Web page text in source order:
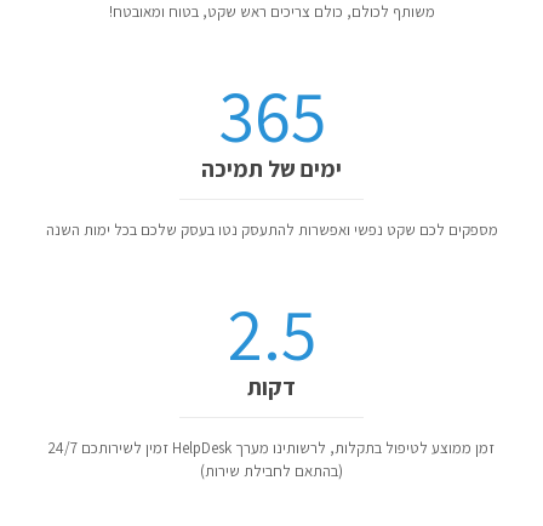
משותף לכולם, כולם צריכים ראש שקט, בטוח ומאובטח!
365
ימים של תמיכה
מספקים לכם שקט נפשי ואפשרות להתעסק נטו בעסק שלכם בכל ימות השנה
2.5
דקות
זמן ממוצע לטיפול בתקלות, לרשותינו מערך HelpDesk זמין לשירותכם 24/7
(בהתאם לחבילת שירות)